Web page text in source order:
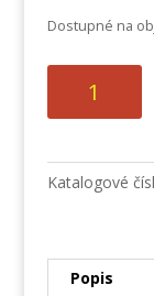
Dostupné na
kg
Katalogové
Popis